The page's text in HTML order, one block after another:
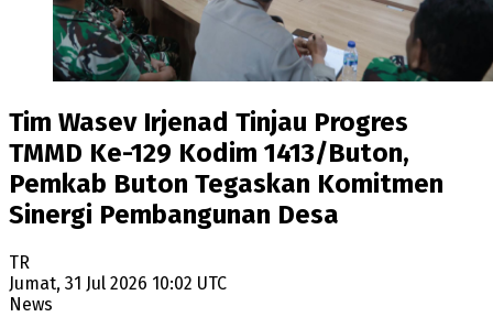
Tim Wasev Irjenad Tinjau Progres
TMMD Ke-129 Kodim 1413/Buton,
Pemkab Buton Tegaskan Komitmen
Sinergi Pembangunan Desa
TR
Jumat, 31 Jul 2026 10:02 UTC
News